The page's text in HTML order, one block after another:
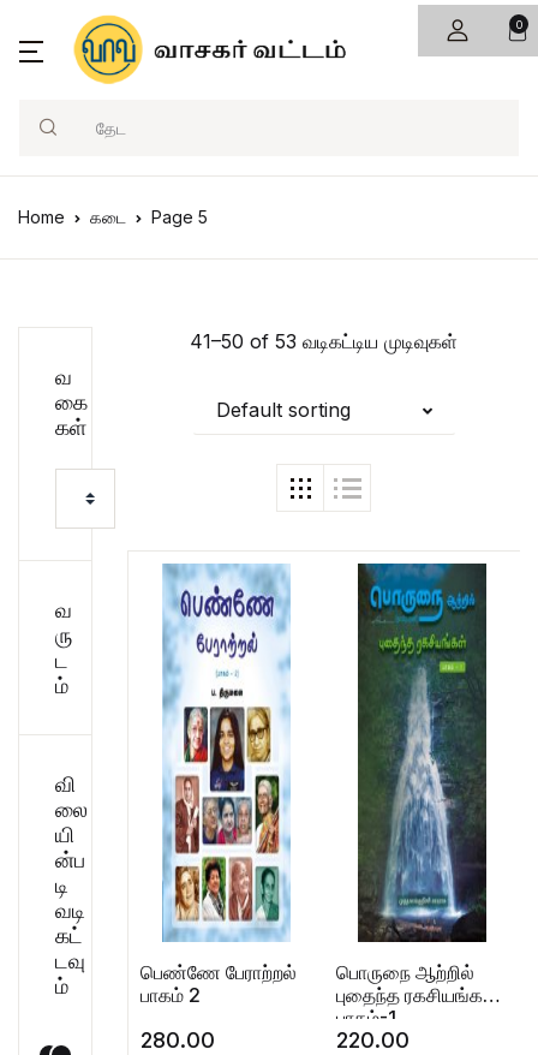
0
Search
Home கடை Page 5
41–50 of 53 வடிகட்டிய முடிவுகள்
Default sorting
பெண்ணே பேராற்றல்
பாகம் 2
280.00
பொருநை ஆற்றில்
புதைந்த ரகசியங்கள்
பாகம்-1
220.00
வ
கை
கள்
Select a category
வ
ரு
ட
ம்
வி
லை
யி
ன்ப
டி
வடி
கட்
டவு
ம்